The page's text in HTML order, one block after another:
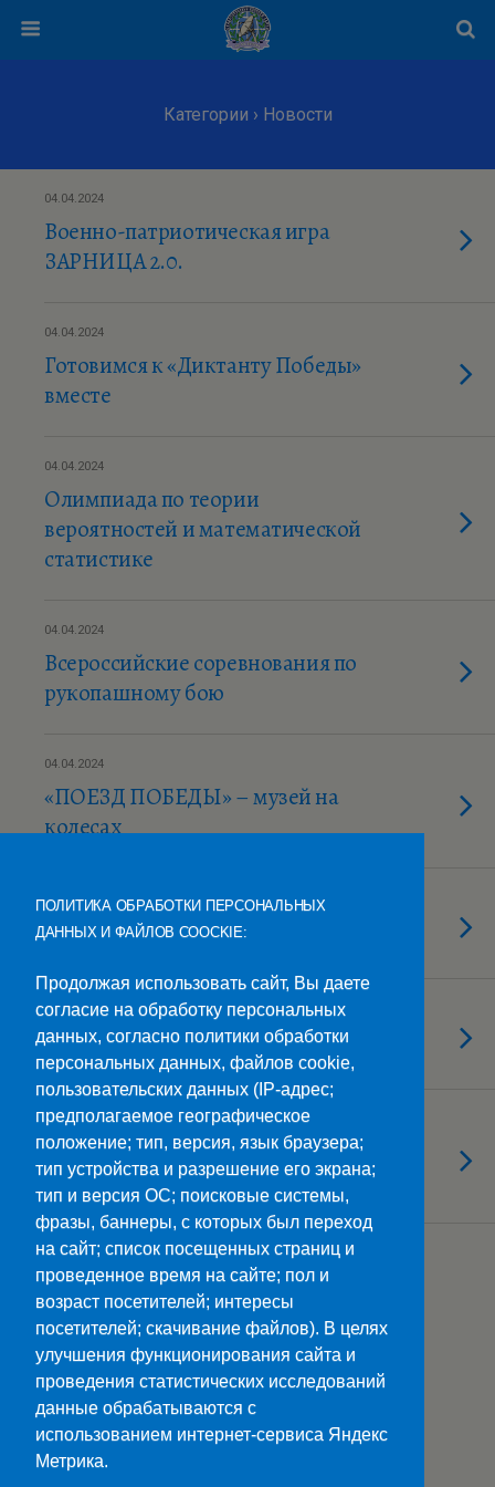
Категории › Новости
04.04.2024
Военно-патриотическая игра
ЗАРНИЦА 2.0.
04.04.2024
Готовимся к «Диктанту Победы»
вместе
04.04.2024
Олимпиада по теории
вероятностей и математической
статистике
04.04.2024
Всероссийские соревнования по
рукопашному бою
04.04.2024
«ПОЕЗД ПОБЕДЫ» – музей на
колесах
03.04.2024
«Я-Знаю!»
02.04.2024
Россия – здоровая держава!
02.04.2024
Чемпионат «Профессионалы»:
подведены итоги
Загрузить Еще Из Этой Категории…
Наверх
Мобильн.
ПОЛИТИКА ОБРАБОТКИ ПЕРСОНАЛЬНЫХ
ДАННЫХ И ФАЙЛОВ COOCKIE:
Продолжая использовать сайт, Вы даете
согласие на обработку персональных
данных, согласно политики обработки
персональных данных, файлов cookie,
пользовательских данных (IP-адрес;
предполагаемое географическое
положение; тип, версия, язык браузера;
тип устройства и разрешение его экрана;
тип и версия ОС; поисковые системы,
фразы, баннеры, с которых был переход
на сайт; список посещенных страниц и
проведенное время на сайте; пол и
возраст посетителей; интересы
посетителей; скачивание файлов). В целях
улучшения функционирования сайта и
проведения статистических исследований
данные обрабатываются с
использованием интернет-сервиса Яндекс
Метрика.